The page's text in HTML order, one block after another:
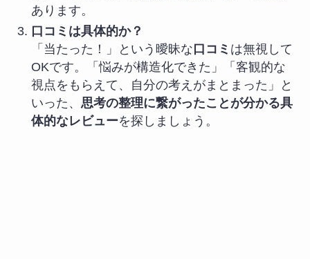
あります。
口コミは具体的か？
「当たった！」という曖昧な 口コミ は無視して
OKです。「悩みが構造化できた」「客観的な
視点をもらえて、自分の考えがまとまった」と
いった、 思考の整理に繋がったことが分かる具
体的なレビューを探しましょう。